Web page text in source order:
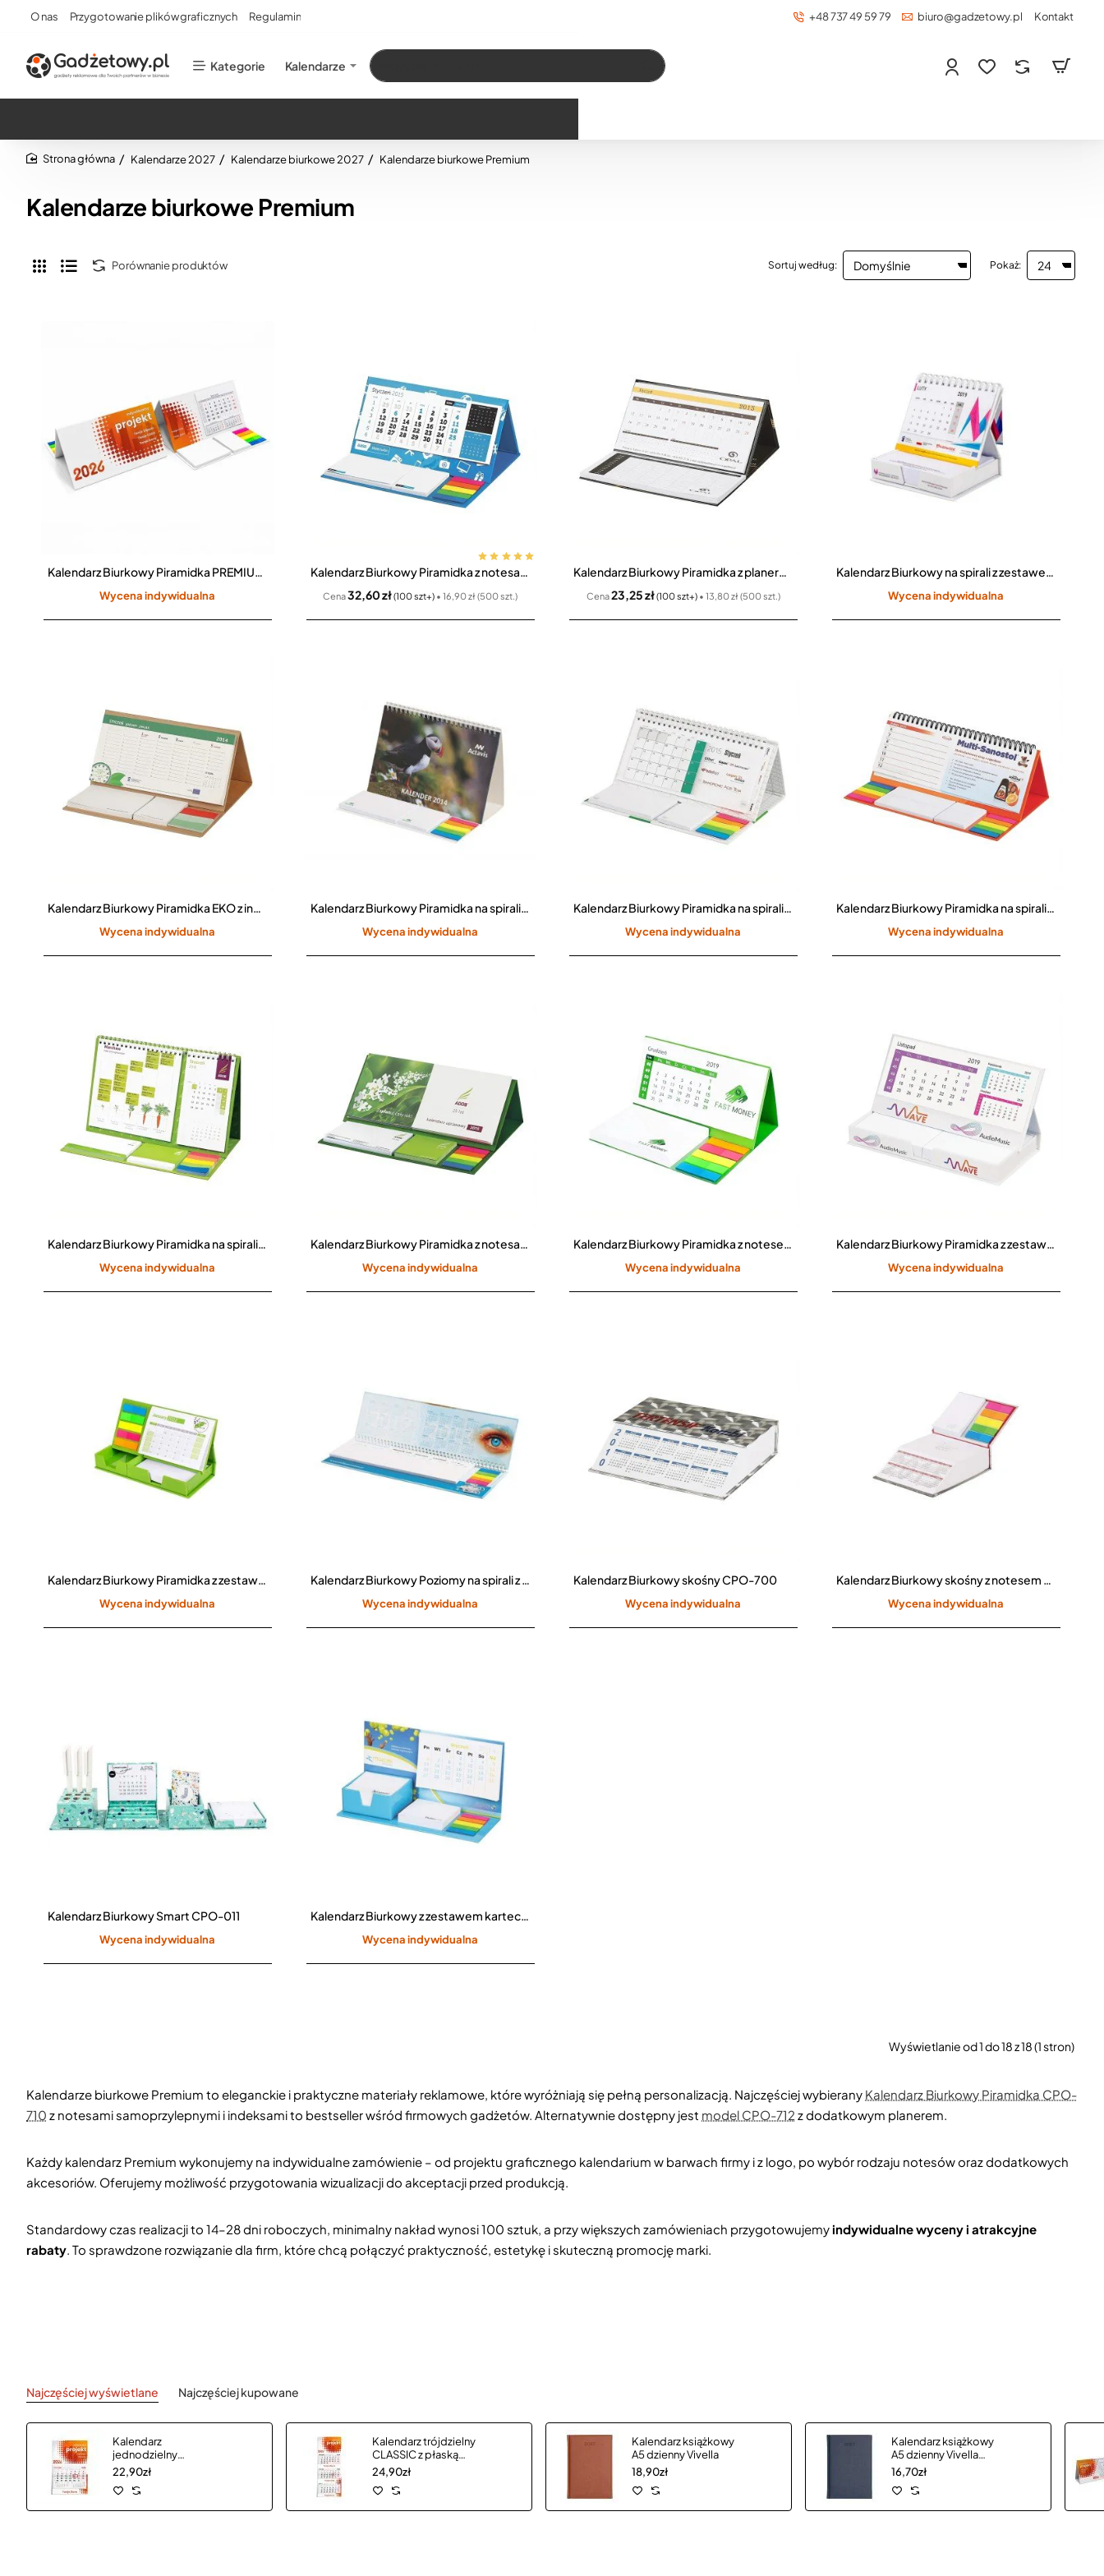
O nas Przygotowanie plików graficznych Regulamin +48 737 49 59 79 biuro@gadzetowy.pl Kontakt
Kategorie Kalendarze Szukaj…
Kalendarze 2027 Kalendarze biurkowe 2027 Kalendarze biurkowe Premium
Kalendarze biurkowe Premium
Porównanie produktów Sortuj według: Pokaż:
Kalendarz Biurkowy Piramidka PREMIUM z notesem lub terminarzem i znacznikami
Wycena indywidualna
BestsellerKalendarz Biurkowy Piramidka z notesami samoprzylepnymi i indeksami CPO-710
Cena32,60 zł(100 szt+) • 16,90 zł (500 szt.)
Kalendarz Biurkowy Piramidka z planerem CPO-712
Cena23,25 zł(100 szt+)• 13,80 zł (500 szt.)
Kalendarz Biurkowy na spirali z zestawem kartek
Wycena indywidualna
Kalendarz Biurkowy Piramidka EKO z indeksami i karteczkami samoprzylepnymi CPO-107
Wycena indywidualna
Kalendarz Biurkowy Piramidka na spirali z notesami samoprzylepnymi i indeksami CPO-705
Wycena indywidualna
Kalendarz Biurkowy Piramidka na spirali z notesami samoprzylepnymi i indeksami CPO-708
Wycena indywidualna
Kalendarz Biurkowy Piramidka na spirali z notesami samoprzylepnymi i indeksami CPO-709
Wycena indywidualna
Kalendarz Biurkowy Piramidka na spirali z notesami samoprzylepnymi i indeksami CPO-714
Wycena indywidualna
Kalendarz Biurkowy Piramidka z notesami i indeksami samoprzylepnymi CPO-713
Wycena indywidualna
Kalendarz Biurkowy Piramidka z notesem i indeksami CPO-704
Wycena indywidualna
Kalendarz Biurkowy Piramidka z zestawem karteczek CPO-706
Wycena indywidualna
Kalendarz Biurkowy Piramidka z zestawem kartek CPO-707
Wycena indywidualna
Kalendarz Biurkowy Poziomy na spirali z planerem i indeksami CPO-715
Wycena indywidualna
Kalendarz Biurkowy skośny CPO-700
Wycena indywidualna
Kalendarz Biurkowy skośny z notesem samoprzylepnym i indeksami CPO-701
Wycena indywidualna
Kalendarz Biurkowy Smart CPO-011
Wycena indywidualna
Kalendarz Biurkowy z zestawem karteczek CPO-702
Wycena indywidualna
Wyświetlanie od 1 do 18 z 18 (1 stron)
Kalendarze biurkowe Premium to eleganckie i praktyczne materiały reklamowe, które wyróżniają się pełną personalizacją. Najczęściej wybierany Kalendarz Biurkowy Piramidka CPO-
710 z notesami samoprzylepnymi i indeksami to bestseller wśród firmowych gadżetów. Alternatywnie dostępny jest model CPO-712 z dodatkowym planerem.
Każdy kalendarz Premium wykonujemy na indywidualne zamówienie – od projektu graficznego kalendarium w barwach firmy i z logo, po wybór rodzaju notesów oraz dodatkowych
akcesoriów. Oferujemy możliwość przygotowania wizualizacji do akceptacji przed produkcją.
Standardowy czas realizacji to 14–28 dni roboczych, minimalny nakład wynosi 100 sztuk, a przy większych zamówieniach przygotowujemy indywidualne wyceny i atrakcyjne
rabaty. To sprawdzone rozwiązanie dla firm, które chcą połączyć praktyczność, estetykę i skuteczną promocję marki.
Najczęściej wyświetlane Najczęściej kupowane
Kalendarz
jednodzielny
CLASSIC płaską
główką
22,90zł
Kalendarz trójdzielny
CLASSIC z płaską
główką
24,90zł
Kalendarz książkowy
A5 dzienny Vivella
18,90zł
Kalendarz książkowy
A5 dzienny Vivella
Economic
16,70zł